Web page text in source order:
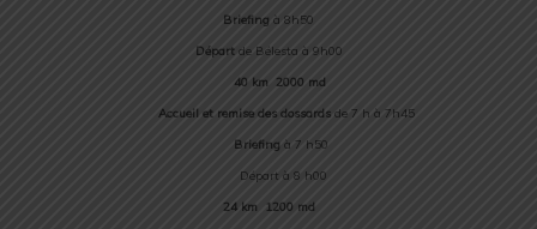
Briefing à 8h50
Départde Bélesta à 9h00
40 km 2000 md
Accueil et remise des dossards de 7 h à 7h45
Briefing à 7 h50
Départ à 8 h00
24 km 1200 md